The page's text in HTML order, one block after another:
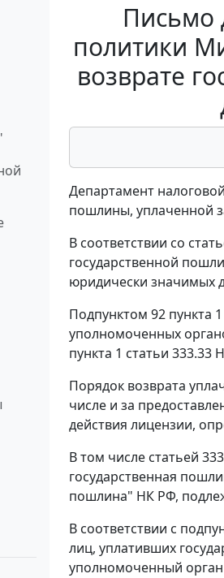
Письмо
политики
возврате
Департамент
пошлины, уплаченной
В соответствии со
государственной
юридически значимых
Подпунктом 92 пункта
уполномоченных
пункта 1 статьи 333.33
Порядок возврата
числе и за
действия лицензии,
В том числе статьей
государственная
пошлина" НК РФ,
В соответствии с
лиц, уплативших
уполномоченный